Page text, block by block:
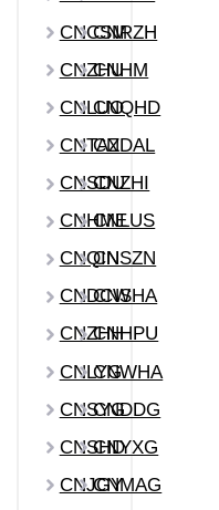
CNCSM
CNRZH
CNZHU
CNHM
CNLUOCNQHD
CNTAZCNDAL
CNSDU
CNZHI
CNHME
CNLUS
CNQINCNSZN
CNDCW
CNSHA
CNZHHCNHPU
CNLYGCNWHA
CNSYGCNDDG
CNSHDCNYXG
CNJGYCNMAG